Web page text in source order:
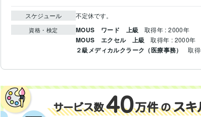
スケジュール 不定休です。
資格・検定 MOUS ワード 上級 取得年 : 2000年
MOUS エクセル 上級 取得年 : 2000年
２級メディカルクラーク（医療事務） 取